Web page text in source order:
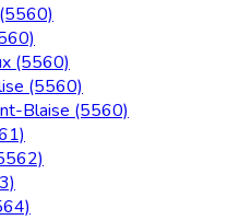
(5560)
(5560)
Blaise (5560)